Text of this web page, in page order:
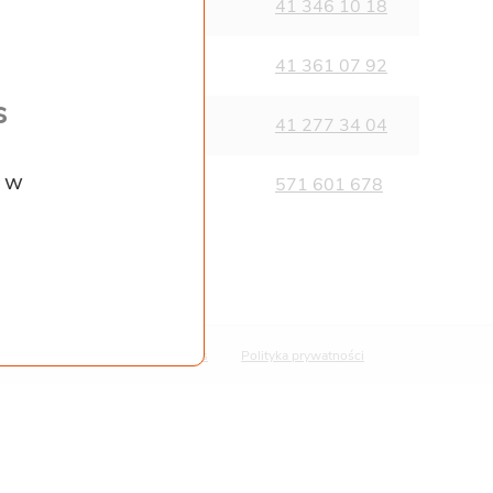
41 346 10 18
41 361 07 92
41 277 34 04
571 601 678
w
Polityka cookies Polityka prywatności